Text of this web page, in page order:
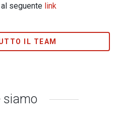
seguente link
IL TEAM
siamo